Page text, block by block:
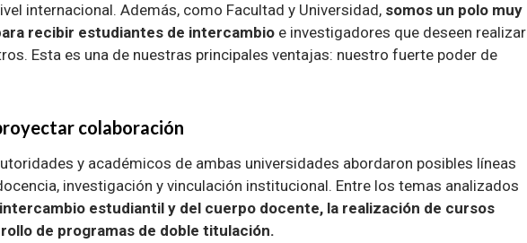
internacional. Además, como Facultad y Universidad, somos un polo muy
recibir estudiantes de intercambio e investigadores que deseen realizar
Esta es una de nuestras principales ventajas: nuestro fuerte poder de
colaboración
y académicos de ambas universidades abordaron posibles líneas
investigación y vinculación institucional. Entre los temas analizados
intercambio estudiantil y del cuerpo docente, la realización de cursos
de programas de doble titulación.